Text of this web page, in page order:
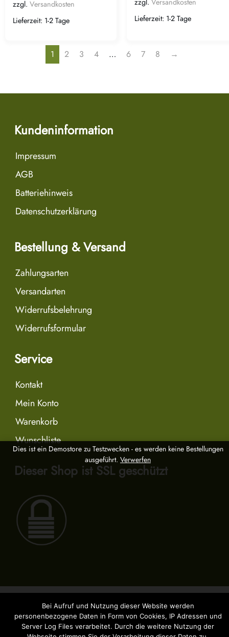
Dies ist ein Demostore zu Testzwecken - es werden keine Bestellungen
ausgeführt. Verwerfen
zzgl. Versandkosten
Lieferzeit: 1-2 Tage
Lieferzeit: 1-2 Tage
1 2 3 4 … 6 7 8 →
Kundeninformation
Impressum
AGB
Batteriehinweis
Datenschutzerklärung
Bestellung & Versand
Zahlungsarten
Versandarten
Widerrufsbelehrung
Widerrufsformular
Service
Kontakt
Mein Konto
Warenkorb
Wunschliste
Dieser Shop ist SSL geschützt
Bei Aufruf und Nutzung dieser Website werden
personenbezogene Daten in Form von Cookies, IP Adressen und
Server Log Files verarbeitet. Durch die weitere Nutzung der